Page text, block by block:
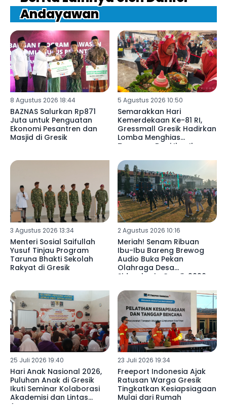
Andayawan
8 Agustus 2026 18:44
BAZNAS Salurkan Rp871
Juta untuk Penguatan
Ekonomi Pesantren dan
Masjid di Gresik
5 Agustus 2026 10:50
Semarakkan Hari
Kemerdekaan Ke-81 RI,
Gressmall Gresik Hadirkan
Lomba Menghias
Tumpeng Bagi Ibu-Ibu
3 Agustus 2026 13:34
Menteri Sosial Saifullah
Yusuf Tinjau Program
Taruna Bhakti Sekolah
Rakyat di Gresik
2 Agustus 2026 10:16
Meriah! Senam Ribuan
Ibu-Ibu Bareng Brewog
Audio Buka Pekan
Olahraga Desa
Sidoraharjo Gresik 2026
25 Juli 2026 19:40
Hari Anak Nasional 2026,
Puluhan Anak di Gresik
Ikuti Seminar Kolaborasi
Akademisi dan Lintas
Agama
23 Juli 2026 19:34
Freeport Indonesia Ajak
Ratusan Warga Gresik
Tingkatkan Kesiapsiagaan
Mulai dari Rumah